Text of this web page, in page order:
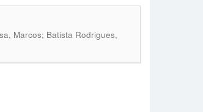
Marcos; Batista Rodrigues,